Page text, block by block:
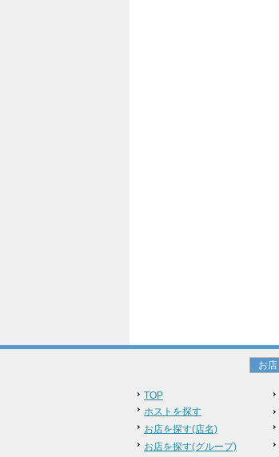
お店
TOP
ホストを探す
お店を探す(店名)
お店を探す(グループ)